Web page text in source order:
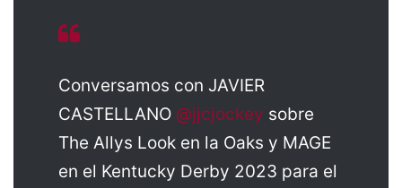
Conversamos con JAVIER
CASTELLANO @jjcjockey sobre
The Allys Look en la Oaks y MAGE
en el Kentucky Derby 2023 para el